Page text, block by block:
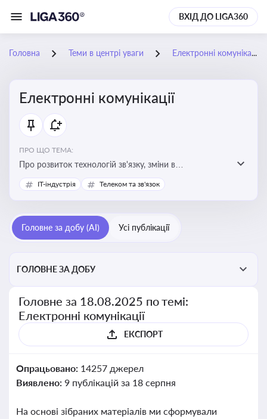
ВХІД ДО LIGA360
Головна Теми в центрі уваги Електронні комунікації
Електронні комунікації
ПРО ЩО ТЕМА:
Про розвиток технологій зв'язку, зміни в
законодавстві, регулювання ринку телекомунікацій,
інновації в сфері мобільних та інтернет-послуг
IT-індустрія Телеком та зв'язок
Головне за добу (AI) Усі публікації
ГОЛОВНЕ ЗА ДОБУ
Головне за 18.08.2025 по темі:
Електронні комунікації
ЕКСПОРТ
Опрацьовано: 14257 джерел
Виявлено: 9 публікацій за 18 серпня
На основі зібраних матеріалів ми сформували